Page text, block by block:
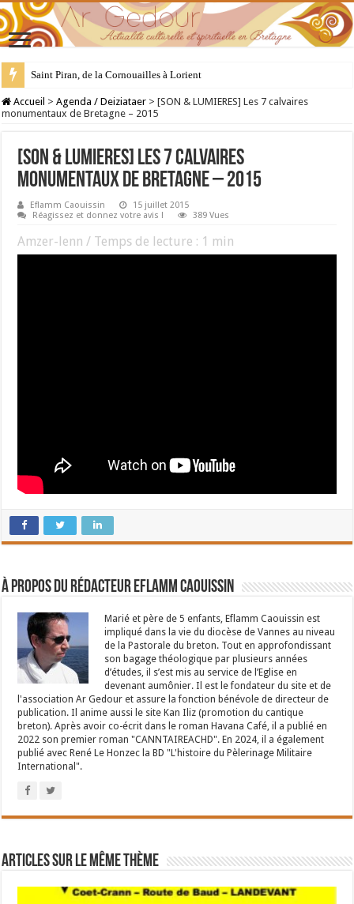
28 juillet : Saint Samson de Dol, père de la Bretagne chrétienne
Accueil > Agenda / Deiziataer > [SON & LUMIERES] Les 7 calvaires
monumentaux de Bretagne – 2015
[SON & LUMIERES] Les 7 calvaires
monumentaux de Bretagne – 2015
Eflamm Caouissin
15 juillet 2015
Réagissez et donnez votre avis !
389 Vues
Amzer-lenn / Temps de lecture : 1 min
À propos du rédacteur Eflamm Caouissin
Marié et père de 5 enfants, Eflamm Caouissin est
impliqué dans la vie du diocèse de Vannes au niveau
de la Pastorale du breton. Tout en approfondissant
son bagage théologique par plusieurs années
d’études, il s’est mis au service de l’Eglise en
devenant aumônier. Il est le fondateur du site et de
l'association Ar Gedour et assure la fonction bénévole de directeur de
publication. Il anime aussi le site Kan Iliz (promotion du cantique
breton). Après avoir co-écrit dans le roman Havana Café, il a publié en
2022 son premier roman "CANNTAIREACHD". En 2024, il a également
publié avec René Le Honzec la BD "L'histoire du Pèlerinage Militaire
International".
Articles sur le même thème